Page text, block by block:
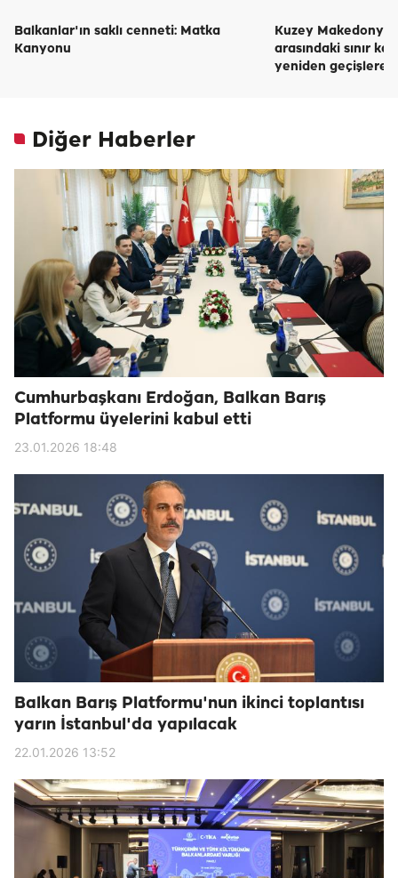
Balkanlar'ın saklı cenneti: Matka
Kanyonu
Kuzey Makedonya
arasındaki sınır
yeniden geçişlere
Diğer Haberler
Cumhurbaşkanı Erdoğan, Balkan Barış
Platformu üyelerini kabul etti
23.01.2026 18:48
Balkan Barış Platformu'nun ikinci toplantısı
yarın İstanbul'da yapılacak
22.01.2026 13:52